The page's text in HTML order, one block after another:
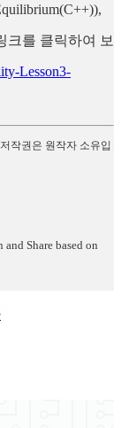
크를 클릭하여 보
Lesson3-
작권은 원작자 소유입
Share based on